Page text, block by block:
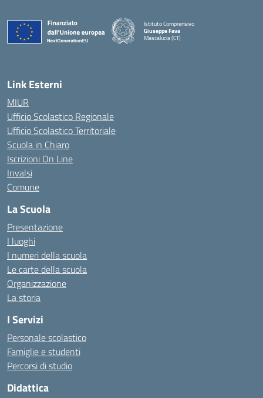
Istituto Comprensivo
Giuseppe Fava
Mascalucia (CT)
Link Esterni
MIUR
Ufficio Scolastico Regionale
Ufficio Scolastico Territoriale
Scuola in Chiaro
Iscrizioni On Line
Invalsi
Comune
La Scuola
Presentazione
I luoghi
I numeri della scuola
Le carte della scuola
Organizzazione
La storia
I Servizi
Personale scolastico
Famiglie e studenti
Percorsi di studio
Didattica